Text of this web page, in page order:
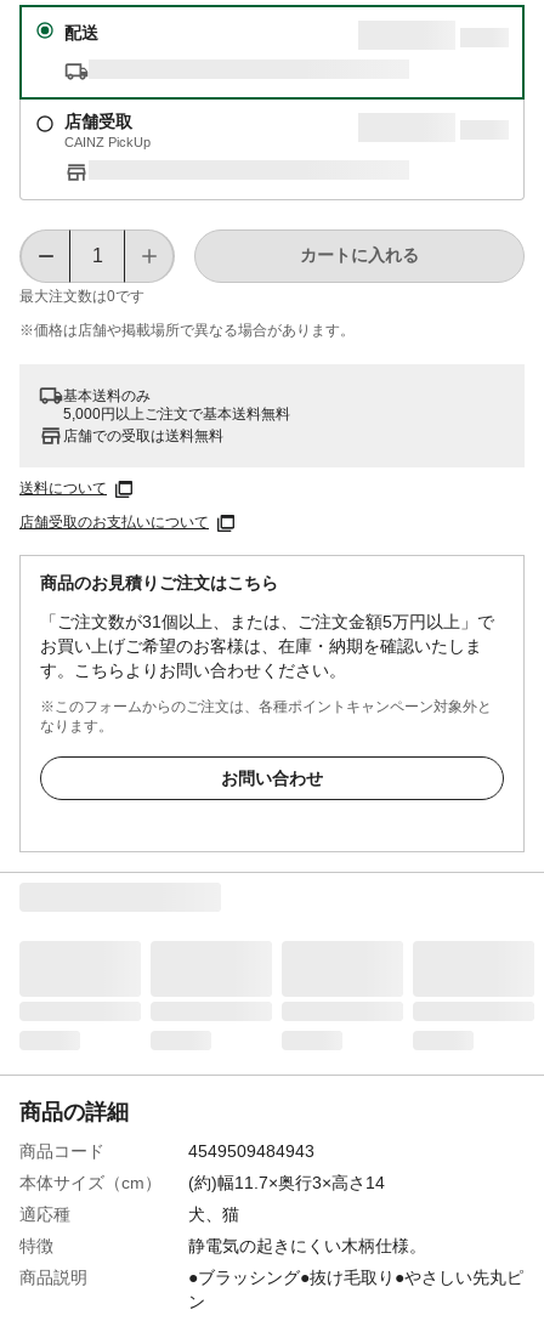
配送
店舗受取
CAINZ PickUp
最大注文数は0です
カートに入れる
※価格は​店舗や​掲載場所で​異なる​場合が​あります。
基本送料のみ
5,000円以上ご注文で基本送料無料
店舗での受取は送料無料
送料について
店舗受取のお支払いについて
商品のお見積りご注文はこちら
「ご注文数が31個以上、または、ご注文金額5万円以上」で
お買い上げご希望のお客様は、在庫・納期を確認いたしま
す。こちらよりお問い合わせください。
※このフォームからのご注文は、各種ポイントキャンペーン対象外と
なります。
お問い合わせ
商品の詳細
商品コード
4549509484943
本体サイズ（cm）
(約)幅11.7×奥行3×高さ14
適応種
犬、猫
特徴
静電気の起きにくい木柄仕様。
商品説明
●ブラッシング●抜け毛取り●やさしい先丸ピ
ン